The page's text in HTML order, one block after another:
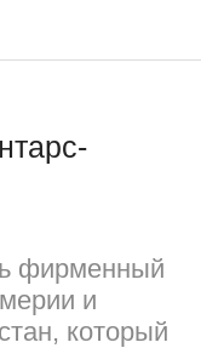
фирменный
и
который